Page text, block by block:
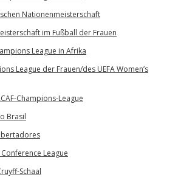
Nationenmeisterschaft
im Fußball der Frauen
League in Afrika
League der Frauen/des UEFA Women’s
Champions-League
Brasil
League
Schaal